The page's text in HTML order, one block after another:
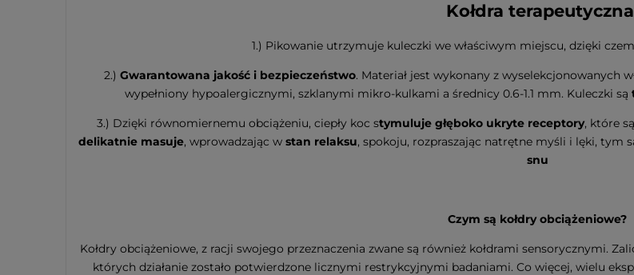
Kołdra terapeutyczna
1.) Pikowanie utrzymuje kuleczki we właściwym miejscu, dzięki
2.) Gwarantowana jakość i bezpieczeństwo. Materiał jest wykonany z wyselekcjonowanych
wypełniony hypoalergicznymi, szklanymi mikro-kulkami a średnicy 0.6-1.1 mm. Kuleczki są
3.) Dzięki równomiernemu obciążeniu, ciepły koc stymuluje głęboko ukryte receptory, które
delikatnie masuje, wprowadzając w stan relaksu, spokoju, rozpraszając natrętne myśli i lęki,
snu
Czym są kołdry obciążeniowe?
Kołdry obciążeniowe, z racji swojego przeznaczenia zwane są również kołdrami sensorycznymi.
których działanie zostało potwierdzone licznymi restrykcyjnymi badaniami. Co więcej, wielu